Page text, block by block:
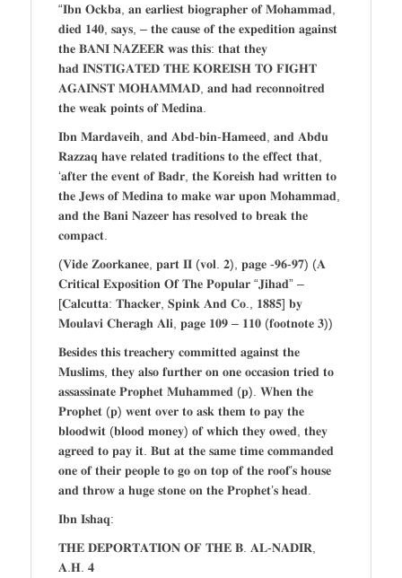
“𝐈𝐛𝐧 𝐎𝐜𝐤𝐛𝐚, 𝐚𝐧 𝐞𝐚𝐫𝐥𝐢𝐞𝐬𝐭 𝐛𝐢𝐨𝐠𝐫𝐚𝐩𝐡𝐞𝐫 𝐨𝐟 𝐌𝐨𝐡𝐚𝐦𝐦𝐚𝐝,
𝐝𝐢𝐞𝐝 𝟏𝟒𝟎, 𝐬𝐚𝐲𝐬, – 𝐭𝐡𝐞 𝐜𝐚𝐮𝐬𝐞 𝐨𝐟 𝐭𝐡𝐞 𝐞𝐱𝐩𝐞𝐝𝐢𝐭𝐢𝐨𝐧 𝐚𝐠𝐚𝐢𝐧𝐬𝐭
𝐭𝐡𝐞 𝐁𝐀𝐍𝐈 𝐍𝐀𝐙𝐄𝐄𝐑 𝐰𝐚𝐬 𝐭𝐡𝐢𝐬: 𝐭𝐡𝐚𝐭 𝐭𝐡𝐞𝐲
𝐡𝐚𝐝 𝐈𝐍𝐒𝐓𝐈𝐆𝐀𝐓𝐄𝐃 𝐓𝐇𝐄 𝐊𝐎𝐑𝐄𝐈𝐒𝐇 𝐓𝐎 𝐅𝐈𝐆𝐇𝐓
𝐀𝐆𝐀𝐈𝐍𝐒𝐓 𝐌𝐎𝐇𝐀𝐌𝐌𝐀𝐃, 𝐚𝐧𝐝 𝐡𝐚𝐝 𝐫𝐞𝐜𝐨𝐧𝐧𝐨𝐢𝐭𝐫𝐞𝐝
𝐭𝐡𝐞 𝐰𝐞𝐚𝐤 𝐩𝐨𝐢𝐧𝐭𝐬 𝐨𝐟 𝐌𝐞𝐝𝐢𝐧𝐚.
𝐈𝐛𝐧 𝐌𝐚𝐫𝐝𝐚𝐯𝐞𝐢𝐡, 𝐚𝐧𝐝 𝐀𝐛𝐝-𝐛𝐢𝐧-𝐇𝐚𝐦𝐞𝐞𝐝, 𝐚𝐧𝐝 𝐀𝐛𝐝𝐮
𝐑𝐚𝐳𝐳𝐚𝐪 𝐡𝐚𝐯𝐞 𝐫𝐞𝐥𝐚𝐭𝐞𝐝 𝐭𝐫𝐚𝐝𝐢𝐭𝐢𝐨𝐧𝐬 𝐭𝐨 𝐭𝐡𝐞 𝐞𝐟𝐟𝐞𝐜𝐭 𝐭𝐡𝐚𝐭,
‘𝐚𝐟𝐭𝐞𝐫 𝐭𝐡𝐞 𝐞𝐯𝐞𝐧𝐭 𝐨𝐟 𝐁𝐚𝐝𝐫, 𝐭𝐡𝐞 𝐊𝐨𝐫𝐞𝐢𝐬𝐡 𝐡𝐚𝐝 𝐰𝐫𝐢𝐭𝐭𝐞𝐧 𝐭𝐨
𝐭𝐡𝐞 𝐉𝐞𝐰𝐬 𝐨𝐟 𝐌𝐞𝐝𝐢𝐧𝐚 𝐭𝐨 𝐦𝐚𝐤𝐞 𝐰𝐚𝐫 𝐮𝐩𝐨𝐧 𝐌𝐨𝐡𝐚𝐦𝐦𝐚𝐝,
𝐚𝐧𝐝 𝐭𝐡𝐞 𝐁𝐚𝐧𝐢 𝐍𝐚𝐳𝐞𝐞𝐫 𝐡𝐚𝐬 𝐫𝐞𝐬𝐨𝐥𝐯𝐞𝐝 𝐭𝐨 𝐛𝐫𝐞𝐚𝐤 𝐭𝐡𝐞
𝐜𝐨𝐦𝐩𝐚𝐜𝐭.
(𝐕𝐢𝐝𝐞 𝐙𝐨𝐨𝐫𝐤𝐚𝐧𝐞𝐞, 𝐩𝐚𝐫𝐭 𝐈𝐈 (𝐯𝐨𝐥. 𝟐), 𝐩𝐚𝐠𝐞 -𝟗𝟔-𝟗𝟕) (𝐀
𝐂𝐫𝐢𝐭𝐢𝐜𝐚𝐥 𝐄𝐱𝐩𝐨𝐬𝐢𝐭𝐢𝐨𝐧 𝐎𝐟 𝐓𝐡𝐞 𝐏𝐨𝐩𝐮𝐥𝐚𝐫 “𝐉𝐢𝐡𝐚𝐝” –
[𝐂𝐚𝐥𝐜𝐮𝐭𝐭𝐚: 𝐓𝐡𝐚𝐜𝐤𝐞𝐫, 𝐒𝐩𝐢𝐧𝐤 𝐀𝐧𝐝 𝐂𝐨., 𝟏𝟖𝟖𝟓] 𝐛𝐲
𝐌𝐨𝐮𝐥𝐚𝐯𝐢 𝐂𝐡𝐞𝐫𝐚𝐠𝐡 𝐀𝐥𝐢, 𝐩𝐚𝐠𝐞 𝟏𝟎𝟗 – 𝟏𝟏𝟎 (𝐟𝐨𝐨𝐭𝐧𝐨𝐭𝐞 𝟑))
𝐁𝐞𝐬𝐢𝐝𝐞𝐬 𝐭𝐡𝐢𝐬 𝐭𝐫𝐞𝐚𝐜𝐡𝐞𝐫𝐲 𝐜𝐨𝐦𝐦𝐢𝐭𝐭𝐞𝐝 𝐚𝐠𝐚𝐢𝐧𝐬𝐭 𝐭𝐡𝐞
𝐌𝐮𝐬𝐥𝐢𝐦𝐬, 𝐭𝐡𝐞𝐲 𝐚𝐥𝐬𝐨 𝐟𝐮𝐫𝐭𝐡𝐞𝐫 𝐨𝐧 𝐨𝐧𝐞 𝐨𝐜𝐜𝐚𝐬𝐢𝐨𝐧 𝐭𝐫𝐢𝐞𝐝 𝐭𝐨
𝐚𝐬𝐬𝐚𝐬𝐬𝐢𝐧𝐚𝐭𝐞 𝐏𝐫𝐨𝐩𝐡𝐞𝐭 𝐌𝐮𝐡𝐚𝐦𝐦𝐞𝐝 (𝐩). 𝐖𝐡𝐞𝐧 𝐭𝐡𝐞
𝐏𝐫𝐨𝐩𝐡𝐞𝐭 (𝐩) 𝐰𝐞𝐧𝐭 𝐨𝐯𝐞𝐫 𝐭𝐨 𝐚𝐬𝐤 𝐭𝐡𝐞𝐦 𝐭𝐨 𝐩𝐚𝐲 𝐭𝐡𝐞
𝐛𝐥𝐨𝐨𝐝𝐰𝐢𝐭 (𝐛𝐥𝐨𝐨𝐝 𝐦𝐨𝐧𝐞𝐲) 𝐨𝐟 𝐰𝐡𝐢𝐜𝐡 𝐭𝐡𝐞𝐲 𝐨𝐰𝐞𝐝, 𝐭𝐡𝐞𝐲
𝐚𝐠𝐫𝐞𝐞𝐝 𝐭𝐨 𝐩𝐚𝐲 𝐢𝐭. 𝐁𝐮𝐭 𝐚𝐭 𝐭𝐡𝐞 𝐬𝐚𝐦𝐞 𝐭𝐢𝐦𝐞 𝐜𝐨𝐦𝐦𝐚𝐧𝐝𝐞𝐝
𝐨𝐧𝐞 𝐨𝐟 𝐭𝐡𝐞𝐢𝐫 𝐩𝐞𝐨𝐩𝐥𝐞 𝐭𝐨 𝐠𝐨 𝐨𝐧 𝐭𝐨𝐩 𝐨𝐟 𝐭𝐡𝐞 𝐫𝐨𝐨𝐟’𝐬 𝐡𝐨𝐮𝐬𝐞
𝐚𝐧𝐝 𝐭𝐡𝐫𝐨𝐰 𝐚 𝐡𝐮𝐠𝐞 𝐬𝐭𝐨𝐧𝐞 𝐨𝐧 𝐭𝐡𝐞 𝐏𝐫𝐨𝐩𝐡𝐞𝐭’𝐬 𝐡𝐞𝐚𝐝.
𝐈𝐛𝐧 𝐈𝐬𝐡𝐚𝐪:
𝐓𝐇𝐄 𝐃𝐄𝐏𝐎𝐑𝐓𝐀𝐓𝐈𝐎𝐍 𝐎𝐅 𝐓𝐇𝐄 𝐁. 𝐀𝐋-𝐍𝐀𝐃𝐈𝐑,
𝐀.𝐇. 𝟒